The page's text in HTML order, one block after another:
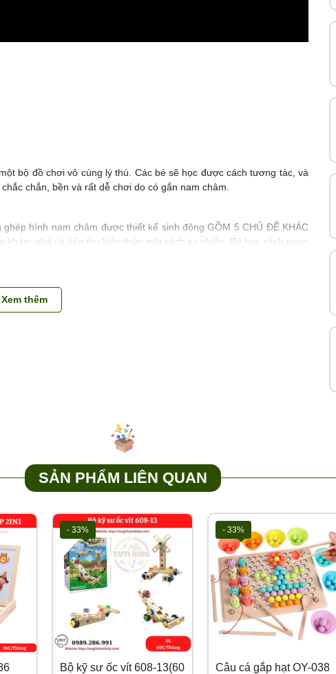
bộ đồ chơi vô cùng lý thú. Các bé sẽ học được cách tương tác, và
chắn, bền và rất dễ chơi do có gắn nam châm.
hình nam châm được thiết kế sinh động GỒM 5 CHỦ ĐỀ KHÁC
phá và tiếp thu kiến thức một cách tự nhiên. Bé học cách quan
dễ thương, bé sẽ thích ngay từ cái nhìn đầu tiên.
cho con chơi mà học với đồ chơi cho bé.
hàng đồ chơi thông minh cho trẻ em, đồ chơi hot trend, sách, văn
luôn được Update
móp hộp trong quá trình vận chuyển xa.
Xem thêm
SẢN PHẨM LIÊN QUAN
- 33%
Bộ kỹ sư ốc vít 608-13(60
- 33%
Câu cá gắp hạt OY-038